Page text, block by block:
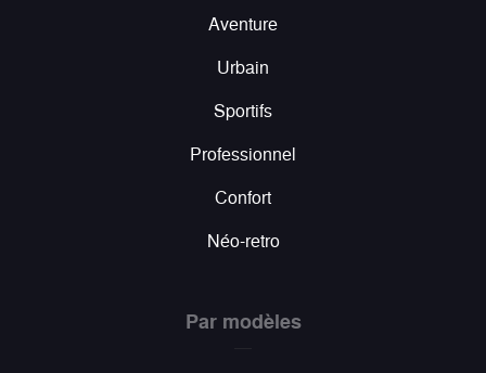
Aventure
Urbain
Sportifs
Professionnel
Confort
Néo-retro
Par modèles